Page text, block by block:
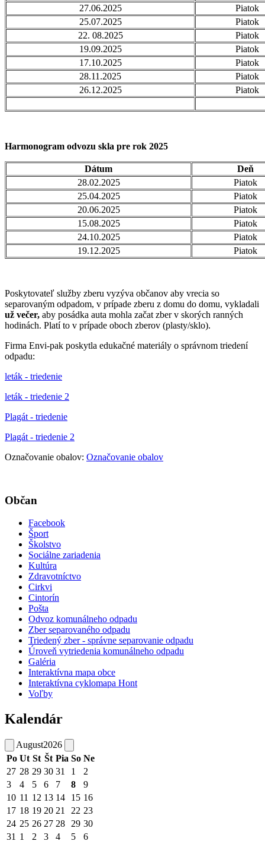
27.06.2025
Piatok
25.07.2025
Piatok
22. 08.2025
Piatok
19.09.2025
Piatok
17.10.2025
Piatok
28.11.2025
Piatok
26.12.2025
Piatok
Harmonogram odvozu skla pre rok 2025
Dátum
Deň
28.02.2025
Piatok
25.04.2025
Piatok
20.06.2025
Piatok
15.08.2025
Piatok
24.10.2025
Piatok
19.12.2025
Piatok
Poskytovateľ služby zberu vyzýva občanov aby vrecia so
separovaným odpadom, v prípade zberu z domu do domu, vykladali
už večer, aby posádka auta mohla začat zber v skorých ranných
hodinách. Platí to v prípade oboch zberov (plasty/sklo).
Firma Envi-pak poskytla edukačné materiály o správnom triedení
odpadu:
leták - triedenie
leták - triedenie 2
Plagát - triedenie
Plagát - triedenie 2
Označovanie obalov: Označovanie obalov
Občan
Facebook
Šport
Školstvo
Sociálne zariadenia
Kultúra
Zdravotníctvo
Cirkvi
Cintorín
Pošta
Odvoz komunálneho odpadu
Zber separovaného odpadu
Triedený zber - správne separovanie odpadu
Úroveň vytriedenia komunálneho odpadu
Galéria
Interaktívna mapa obce
Interaktívna cyklomapa Hont
Voľby
Kalendár
August2026
Po Ut St Št Pia So Ne
27 28 29 30 31 1
2
3
4 5 6 7 8
9
10 11 12 13 14 15 16
17 18 19 20 21 22 23
24 25 26 27 28 29 30
31 1 2 3 4 5 6